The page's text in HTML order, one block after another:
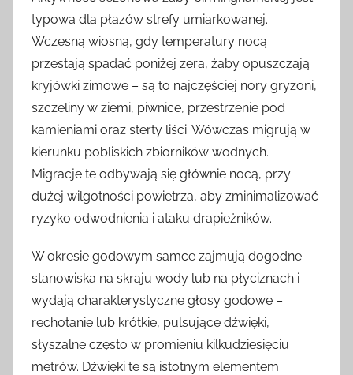
typowa dla płazów strefy umiarkowanej.
Wczesną wiosną, gdy temperatury nocą
przestają spadać poniżej zera, żaby opuszczają
kryjówki zimowe – są to najczęściej nory gryzoni,
szczeliny w ziemi, piwnice, przestrzenie pod
kamieniami oraz sterty liści. Wówczas migrują w
kierunku pobliskich zbiorników wodnych.
Migracje te odbywają się głównie nocą, przy
dużej wilgotności powietrza, aby zminimalizować
ryzyko odwodnienia i ataku drapieżników.
W okresie godowym samce zajmują dogodne
stanowiska na skraju wody lub na płyciznach i
wydają charakterystyczne głosy godowe –
rechotanie lub krótkie, pulsujące dźwięki,
słyszalne często w promieniu kilkudziesięciu
metrów. Dźwięki te są istotnym elementem